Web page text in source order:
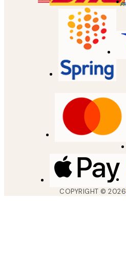
COPYRIGHT ©2026